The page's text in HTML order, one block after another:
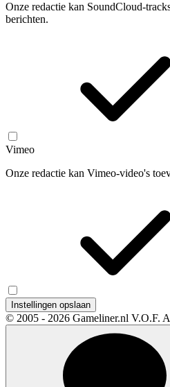
Onze redactie kan SoundCloud-
berichten.
Vimeo
Onze redactie kan Vimeo-video's
Instellingen opslaan
© 2005 - 2026 Gameliner.nl V.O.F.